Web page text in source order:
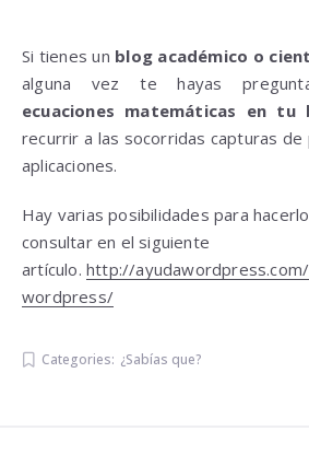
Si tienes un blog académico o
alguna vez te hayas
ecuaciones matemáticas en tu
recurrir a las socorridas capturas
aplicaciones.
Hay varias posibilidades para
consultar en el siguiente
artículo.http://
wordpress/
Categories: ¿Sabías que?